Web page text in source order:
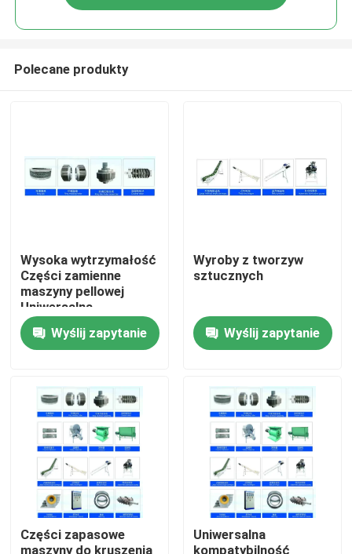
Do domu
Produkty
filmy
O nas
Wycieczka po fabryce
Kontrola jakości
Polecane produkty
Wysoka wytrzymałość
Części zamienne
maszyny pellowej
Uniwersalna
kompatybilność
Wyślij zapytanie
Wyroby z tworzyw
sztucznych
Wyślij zapytanie
Części zapasowe
maszyny do kruszenia
Uniwersalna
kompatybilność